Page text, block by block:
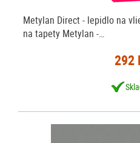
Metylan Direct - lepidlo na
na tapety Metylan -…
292